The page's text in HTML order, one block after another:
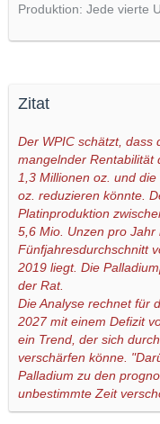
Produktion: Jede vierte
Zitat
Der WPIC schätzt, dass
mangelnder Rentabilität
1,3 Millionen oz. und
oz. reduzieren könnte.
Platinproduktion
5,6 Mio. Unzen pro
Fünfjahresdurchschnitt
2019 liegt. Die
der Rat.
Die Analyse rechnet für
2027 mit einem Defizit
ein Trend, der sich
verschärfen könne.
Palladium zu den
unbestimmte Zeit